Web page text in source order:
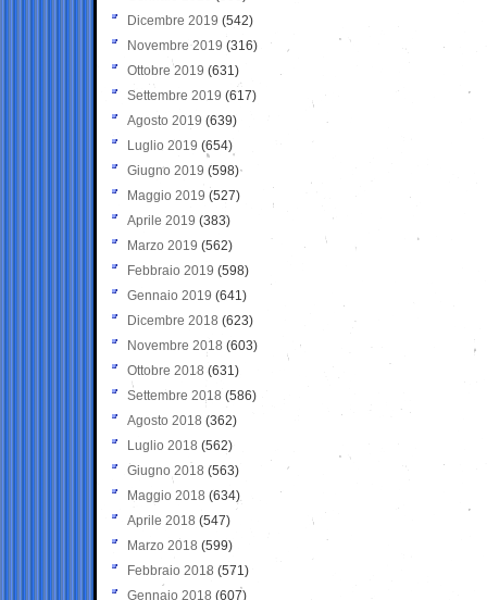
Dicembre 2019 (542)
Novembre 2019 (316)
Ottobre 2019 (631)
Settembre 2019 (617)
Agosto 2019 (639)
Luglio 2019 (654)
Giugno 2019 (598)
Maggio 2019 (527)
Aprile 2019 (383)
Marzo 2019 (562)
Febbraio 2019 (598)
Gennaio 2019 (641)
Dicembre 2018 (623)
Novembre 2018 (603)
Ottobre 2018 (631)
Settembre 2018 (586)
Agosto 2018 (362)
Luglio 2018 (562)
Giugno 2018 (563)
Maggio 2018 (634)
Aprile 2018 (547)
Marzo 2018 (599)
Febbraio 2018 (571)
Gennaio 2018 (607)